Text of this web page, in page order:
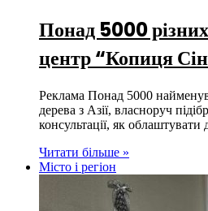
Понад 5000
центр “Копиця
Реклама Понад 5000
дерева з Азії, власноруч
консультації, як
Читати більше »
Місто і регіон